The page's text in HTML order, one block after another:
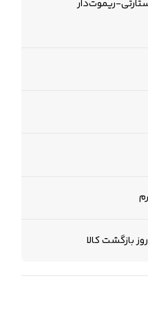
ریموت‌دار